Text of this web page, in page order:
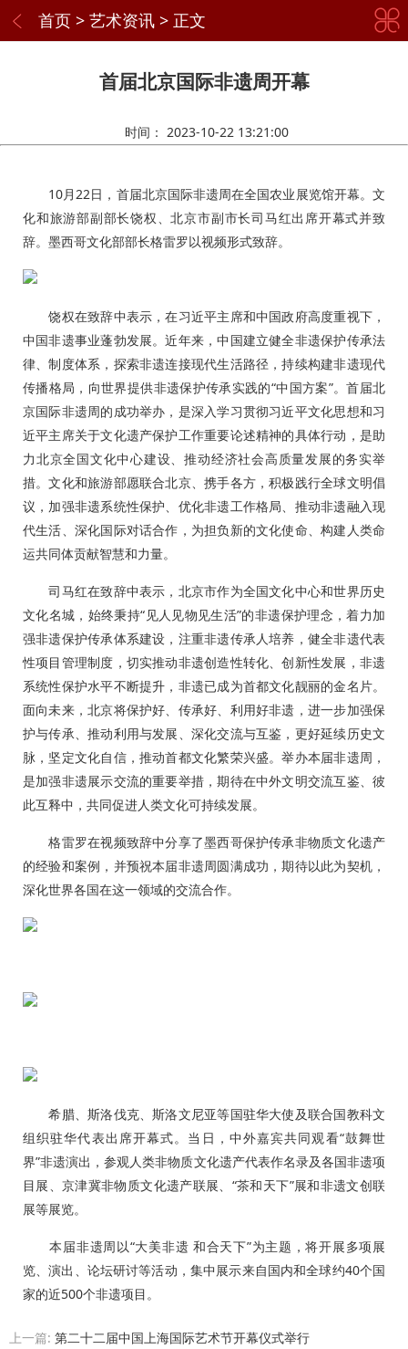
首页 > 艺术资讯 > 正文
首届北京国际非遗周开幕
时间： 2023-10-22 13:21:00
10月22日，首届北京国际非遗周在全国农业展览馆开幕。文
化和旅游部副部长饶权、北京市副市长司马红出席开幕式并致
辞。墨西哥文化部部长格雷罗以视频形式致辞。
饶权在致辞中表示，在习近平主席和中国政府高度重视下，
中国非遗事业蓬勃发展。近年来，中国建立健全非遗保护传承法
律、制度体系，探索非遗连接现代生活路径，持续构建非遗现代
传播格局，向世界提供非遗保护传承实践的“中国方案”。首届北
京国际非遗周的成功举办，是深入学习贯彻习近平文化思想和习
近平主席关于文化遗产保护工作重要论述精神的具体行动，是助
力北京全国文化中心建设、推动经济社会高质量发展的务实举
措。文化和旅游部愿联合北京、携手各方，积极践行全球文明倡
议，加强非遗系统性保护、优化非遗工作格局、推动非遗融入现
代生活、深化国际对话合作，为担负新的文化使命、构建人类命
运共同体贡献智慧和力量。
司马红在致辞中表示，北京市作为全国文化中心和世界历史
文化名城，始终秉持“见人见物见生活”的非遗保护理念，着力加
强非遗保护传承体系建设，注重非遗传承人培养，健全非遗代表
性项目管理制度，切实推动非遗创造性转化、创新性发展，非遗
系统性保护水平不断提升，非遗已成为首都文化靓丽的金名片。
面向未来，北京将保护好、传承好、利用好非遗，进一步加强保
护与传承、推动利用与发展、深化交流与互鉴，更好延续历史文
脉，坚定文化自信，推动首都文化繁荣兴盛。举办本届非遗周，
是加强非遗展示交流的重要举措，期待在中外文明交流互鉴、彼
此互释中，共同促进人类文化可持续发展。
格雷罗在视频致辞中分享了墨西哥保护传承非物质文化遗产
的经验和案例，并预祝本届非遗周圆满成功，期待以此为契机，
深化世界各国在这一领域的交流合作。
希腊、斯洛伐克、斯洛文尼亚等国驻华大使及联合国教科文
组织驻华代表出席开幕式。当日，中外嘉宾共同观看“鼓舞世
界”非遗演出，参观人类非物质文化遗产代表作名录及各国非遗项
目展、京津冀非物质文化遗产联展、“茶和天下”展和非遗文创联
展等展览。
本届非遗周以“大美非遗 和合天下”为主题，将开展多项展
览、演出、论坛研讨等活动，集中展示来自国内和全球约40个国
家的近500个非遗项目。
上一篇: 第二十二届中国上海国际艺术节开幕仪式举行